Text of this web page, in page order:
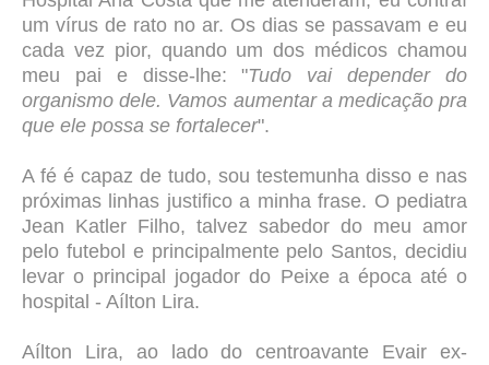
um vírus de rato no ar. Os dias se passavam e eu
cada vez pior, quando um dos médicos chamou
meu pai e disse-lhe: "Tudo vai depender do
organismo dele. Vamos aumentar a medicação pra
que ele possa se fortalecer".
A fé é capaz de tudo, sou testemunha disso e nas
próximas linhas justifico a minha frase. O pediatra
Jean Katler Filho, talvez sabedor do meu amor
pelo futebol e principalmente pelo Santos, decidiu
levar o principal jogador do Peixe a época até o
hospital - Aílton Lira.
Aílton Lira, ao lado do centroavante Evair ex-